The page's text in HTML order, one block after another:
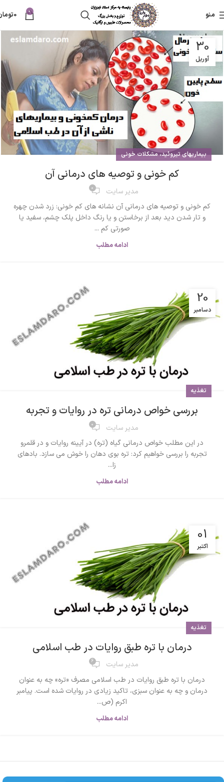
منو 0
0
30
آوریل
بیماریهای تیروئید، مشکلات خونی
کم خونی و توصیه های درمانی آن
مدیر سایت 0
کم خونی و توصیه های درمانی آن نشانه های کم خونی: زرد شدن چهره
و تار شدن دید بعد از برخاستن و یا رنگ داخل پلک چشم، سفید یا
صورتی کم ...
ادامه مطلب
20
دسامبر
تغذیه
بررسی خواص درمانی تره در روایات و تجربه
مدیر سایت 0
در این مطلب خواص درمانی گیاه (تره) در آیینه روایات و در قلمرو
تجربه را بررسی خواهیم کرد: تره بوی دهان را خوش می سازد. بادهای
زا...
ادامه مطلب
01
اکتبر
تغذیه
درمان با تره طبق روایات در طب اسلامی
مدیر سایت 6
درمان با تره طبق روایات در طب اسلامی مصرف «تره» چه به عنوان
درمان و چه به عنوان سبزی، تاکید زیادی در روایات شده است. پیامبر
اکرم (ص...
ادامه مطلب